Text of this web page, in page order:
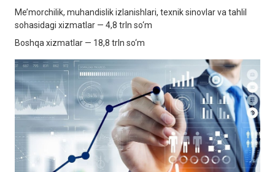
Me’morchilik, muhandislik izlanishlari, texnik sinovlar va tahlil
sohasidagi xizmatlar — 4,8 trln so‘m
Boshqa xizmatlar — 18,8 trln so‘m